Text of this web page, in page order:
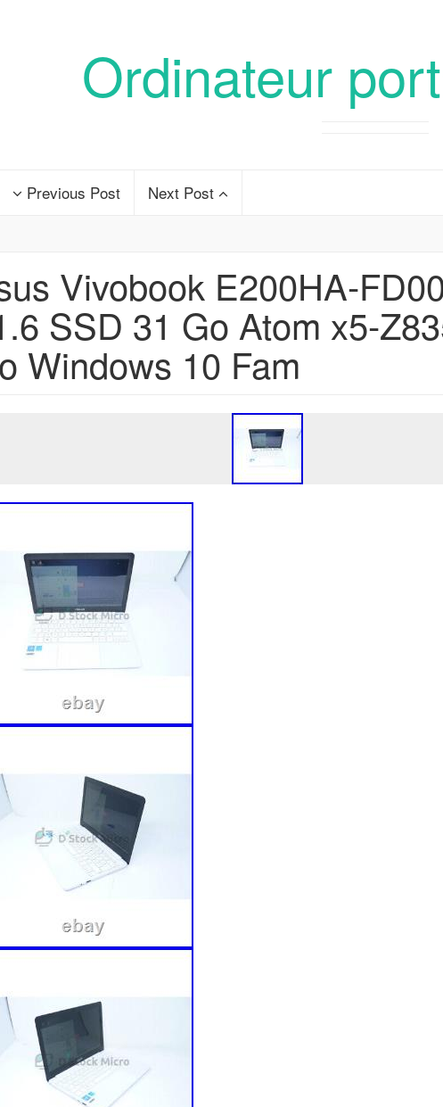
Ordinateur
Previous Post Next Post
Vivobook E200HA-
SSD 31 Go Atom x5-
Windows 10 Fam